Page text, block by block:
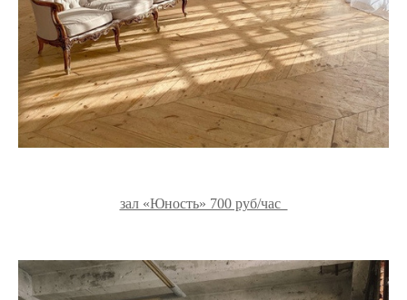
зал «Юность» 700 руб/час